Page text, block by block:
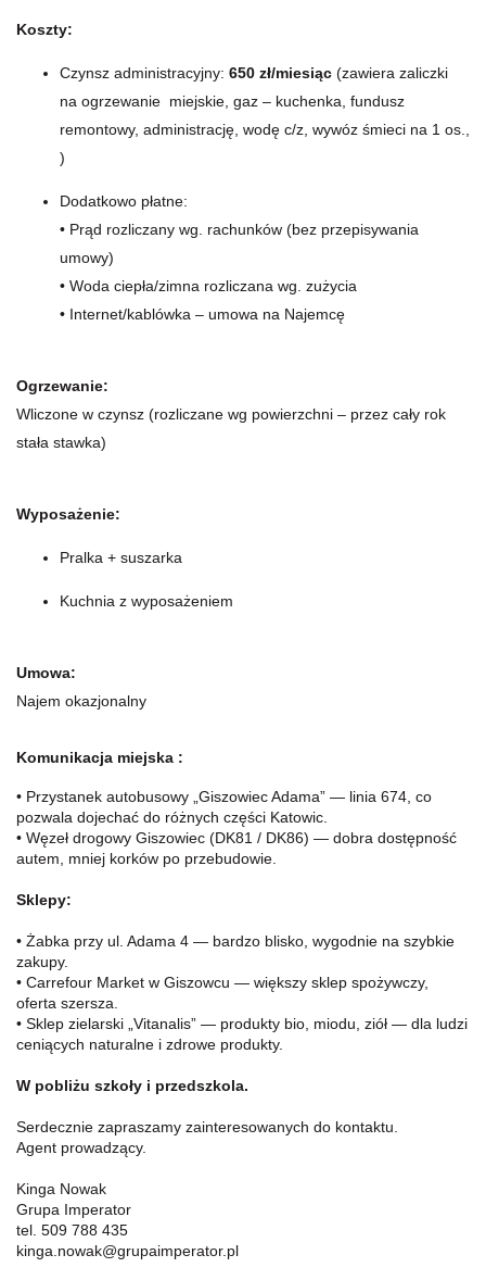
Koszty:
Czynsz administracyjny: 650 zł/miesiąc (zawiera zaliczki
na ogrzewanie miejskie, gaz – kuchenka, fundusz
remontowy, administrację, wodę c/z, wywóz śmieci na 1 os.,
)
Dodatkowo płatne:
• Prąd rozliczany wg. rachunków (bez przepisywania
umowy)
• Woda ciepła/zimna rozliczana wg. zużycia
• Internet/kablówka – umowa na Najemcę
Ogrzewanie:
Wliczone w czynsz (rozliczane wg powierzchni – przez cały rok
stała stawka)
Wyposażenie:
Pralka + suszarka
Kuchnia z wyposażeniem
Umowa:
Najem okazjonalny
Komunikacja miejska :
• Przystanek autobusowy „Giszowiec Adama” — linia 674, co
pozwala dojechać do różnych części Katowic.
• Węzeł drogowy Giszowiec (DK81 / DK86) — dobra dostępność
autem, mniej korków po przebudowie.
Sklepy:
• Żabka przy ul. Adama 4 — bardzo blisko, wygodnie na szybkie
zakupy.
• Carrefour Market w Giszowcu — większy sklep spożywczy,
oferta szersza.
• Sklep zielarski „Vitanalis” — produkty bio, miodu, ziół — dla ludzi
ceniących naturalne i zdrowe produkty.
W pobliżu szkoły i przedszkola.
Serdecznie zapraszamy zainteresowanych do kontaktu.
Agent prowadzący.
Kinga Nowak
Grupa Imperator
tel. 509 788 435
kinga.nowak@grupaimperator.pl